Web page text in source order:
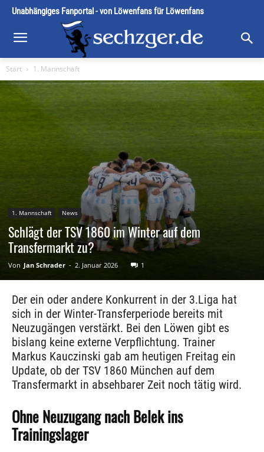
Unabhängiges Fanportal - von Löwenfans für Löwenfans
Start 1. Mannschaft
1. Mannschaft News
Schlägt der TSV 1860 im Winter auf dem
Transfermarkt zu?
Von Jan Schrader - 2. Januar 2026 1
Der ein oder andere Konkurrent in der 3.Liga hat
sich in der Winter-Transferperiode bereits mit
Neuzugängen verstärkt. Bei den Löwen gibt es
bislang keine externe Verpflichtung. Trainer
Markus Kauczinski gab am heutigen Freitag ein
Update, ob der TSV 1860 München auf dem
Transfermarkt in absehbarer Zeit noch tätig wird.
Ohne Neuzugang nach Belek ins
Trainingslager